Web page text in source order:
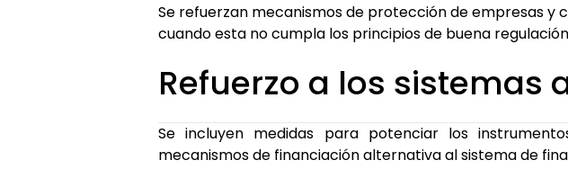
Se refuerzan mecanismos de protección de empresas
cuando esta no cumpla los principios de buena
Refuerzo a los
Se incluyen medidas para potenciar los
mecanismos de financiación alternativa al sistema de